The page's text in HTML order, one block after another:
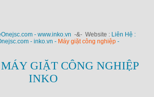
- www.inko.vn -&- Website : Liên Hệ :
- inko.vn - Máy giặt công nghiệp -
GIẶT CÔNG NGHIỆP
INKO